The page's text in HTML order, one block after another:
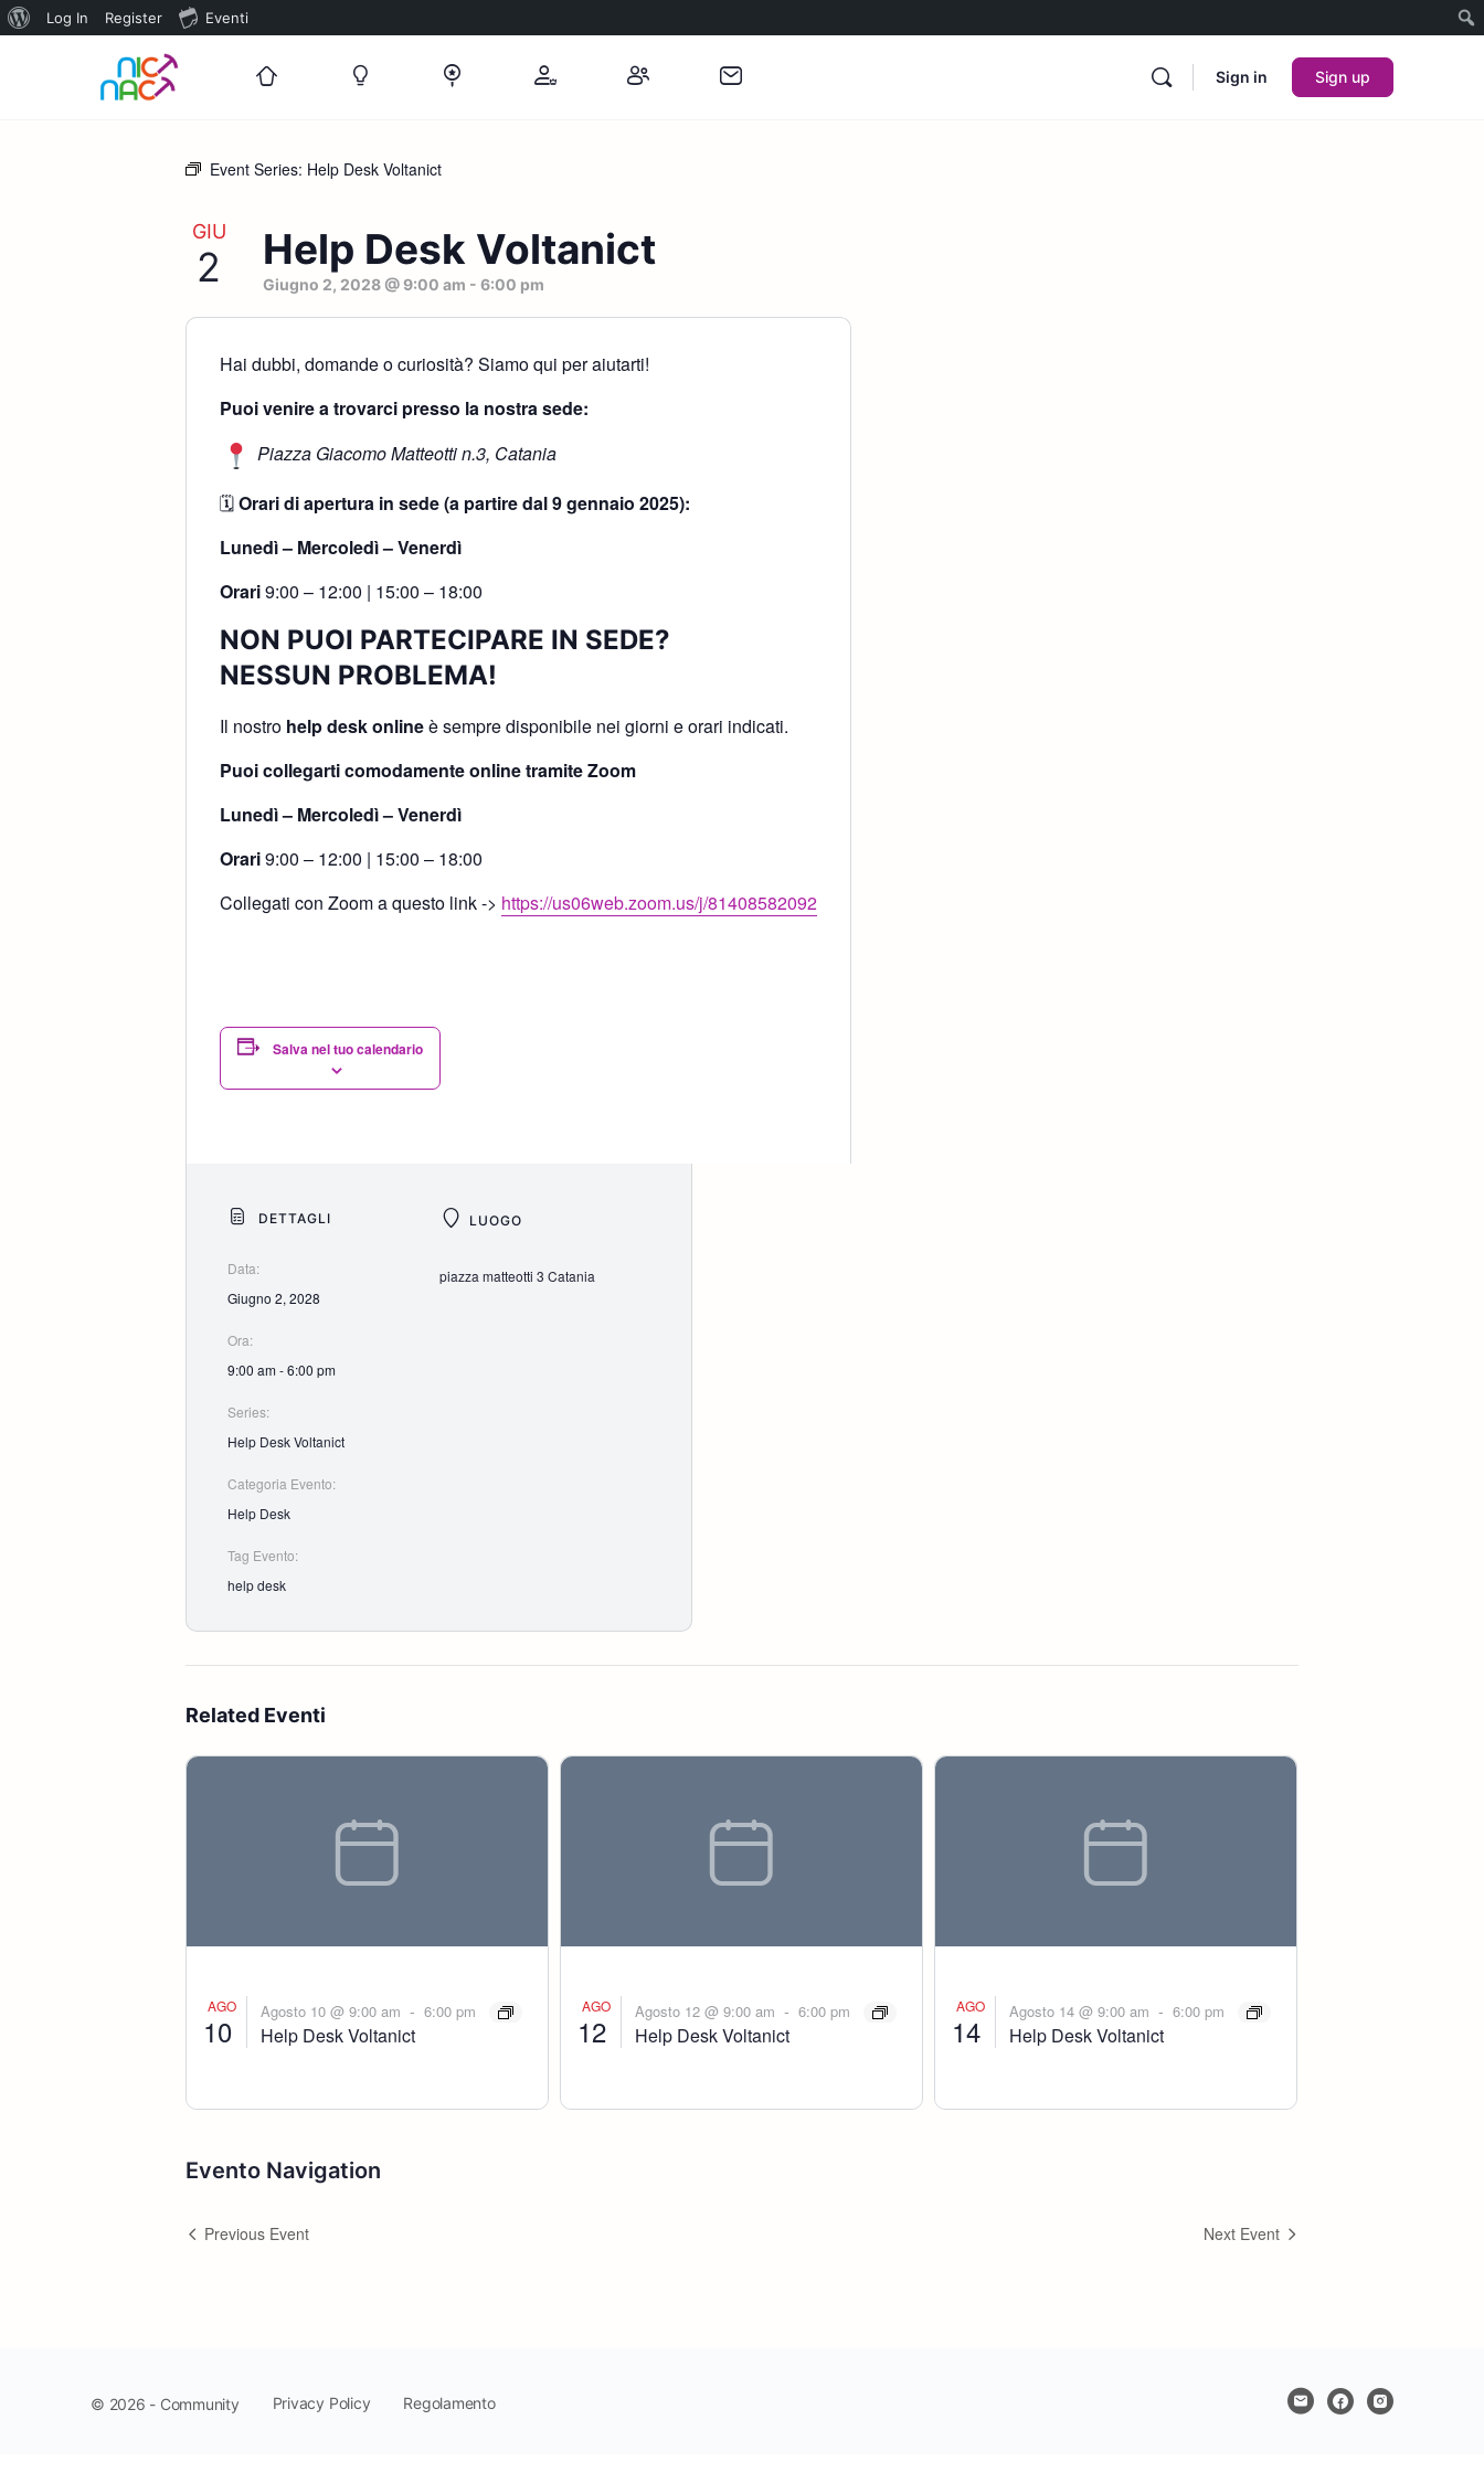
Informazioni
WordPress
Log In Register Eventi
Sign in Sign up
Event Series: Help Desk Voltanict
GIU
2 Help Desk Voltanict
Giugno 2, 2028 @ 9:00 am - 6:00 pm
Hai dubbi, domande o curiosità? Siamo qui per aiutarti!
Puoi venire a trovarci presso la nostra sede:
Piazza Giacomo Matteotti n.3, Catania
🗓Orari di apertura in sede (a partire dal 9 gennaio 2025):
Lunedì – Mercoledì – Venerdì
Orari9:00 – 12:00 | 15:00 – 18:00
NON PUOI PARTECIPARE IN SEDE?
NESSUN PROBLEMA!
Il nostro help desk onlineè sempre disponibile nei giorni e orari indicati.
Puoi collegarti comodamente online tramite Zoom
Lunedì – Mercoledì – Venerdì
Orari9:00 – 12:00 | 15:00 – 18:00
Collegati con Zoom a questo link -> https://us06web.zoom.us/j/81408582092
Salva nel tuo calendario
DETTAGLI
Data:
Giugno 2, 2028
Ora:
9:00 am - 6:00 pm
Series:
Help Desk Voltanict
Categoria Evento:
Help Desk
Tag Evento:
help desk
LUOGO
piazza matteotti 3 Catania
Related Eventi
AGO
10
Agosto 10 @ 9:00 am - 6:00 pm
Help Desk Voltanict
AGO
12
Agosto 12 @ 9:00 am - 6:00 pm
Help Desk Voltanict
AGO
14
Agosto 14 @ 9:00 am - 6:00 pm
Help Desk Voltanict
Evento Navigation
Previous Event Next Event
© 2026 - Community Privacy Policy Regolamento